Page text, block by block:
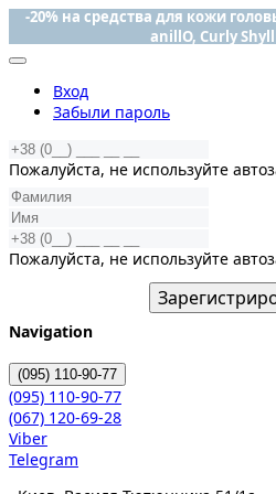
-20% на средства для кожи
anillO, Curly Shyll
Вход
Забыли пароль
Пожалуйста, не используйте
Пожалуйста, не используйте
Navigation
(095) 110-90-77
(095) 110-90-77
(067) 120-69-28
Viber
Telegram